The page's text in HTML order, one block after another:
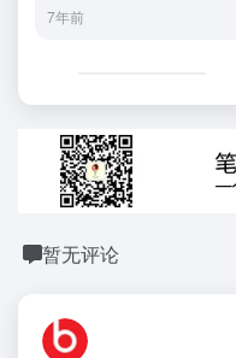
7年前
暂无评论